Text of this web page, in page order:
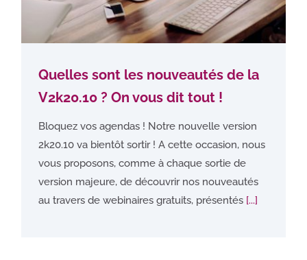
Quelles sont les nouveautés de la
V2k20.10 ? On vous dit tout !
Bloquez vos agendas ! Notre nouvelle version
2k20.10 va bientôt sortir ! A cette occasion, nous
vous proposons, comme à chaque sortie de
version majeure, de découvrir nos nouveautés
au travers de webinaires gratuits, présentés [...]